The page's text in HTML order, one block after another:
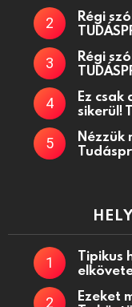
Régi
Régi
Ez
sikerül!
Nézzük
Tipikus
Ezeket